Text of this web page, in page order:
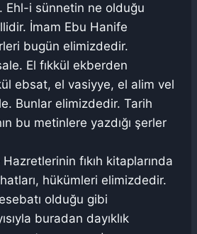
Ehl-i sünnetin ne olduğu
İmam Ebu Hanife
bugün elimizdedir.
El fıkkül ekberden
ebsat, el vasiyye, el alim vel
Bunlar elimizdedir. Tarih
bu metinlere yazdığı şerler
fıkıh kitaplarında
hükümleri elimizdedir.
olduğu gibi
buradan dayıklık